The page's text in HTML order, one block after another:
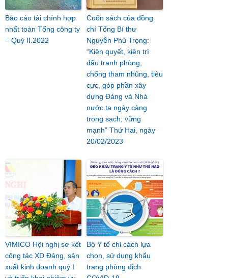
Báo cáo tài chính hợp
nhất toàn Tổng công ty
– Quý II.2022
Cuốn sách của đồng
chí Tổng Bí thư
Nguyễn Phú Trọng:
“Kiên quyết, kiên trì
đấu tranh phòng,
chống tham nhũng, tiêu
cực, góp phần xây
dựng Đảng và Nhà
nước ta ngày càng
trong sạch, vững
mạnh” Thứ Hai, ngày
20/02/2023
VIMICO Hội nghị sơ kết
công tác XD Đảng, sản
xuất kinh doanh quý I
Bộ Y tế chỉ cách lựa
chọn, sử dụng khẩu
trang phòng dịch